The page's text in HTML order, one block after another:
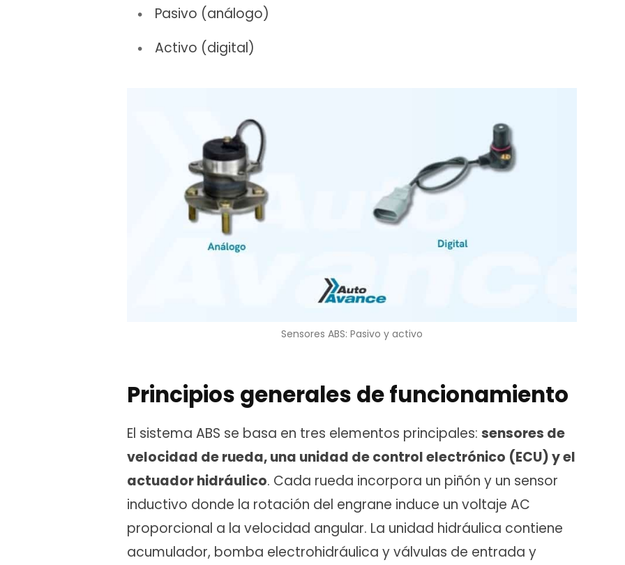
Pasivo (análogo)
Activo (digital)
Sensores ABS: Pasivo y activo
Principios generales de funcionamiento
El sistema ABS se basa en tres elementos principales: sensores de
velocidad de rueda, una unidad de control electrónico (ECU) y el
actuador hidráulico. Cada rueda incorpora un piñón y un sensor
inductivo donde la rotación del engrane induce un voltaje AC
proporcional a la velocidad angular. La unidad hidráulica contiene
acumulador, bomba electrohidráulica y válvulas de entrada y